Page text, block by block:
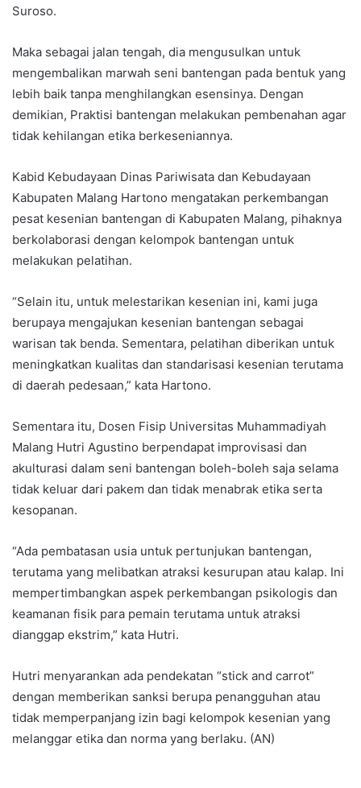
Suroso.
Maka sebagai jalan tengah, dia mengusulkan untuk
mengembalikan marwah seni bantengan pada bentuk yang
lebih baik tanpa menghilangkan esensinya. Dengan
demikian, Praktisi bantengan melakukan pembenahan agar
tidak kehilangan etika berkeseniannya.
Kabid Kebudayaan Dinas Pariwisata dan Kebudayaan
Kabupaten Malang Hartono mengatakan perkembangan
pesat kesenian bantengan di Kabupaten Malang, pihaknya
berkolaborasi dengan kelompok bantengan untuk
melakukan pelatihan.
“Selain itu, untuk melestarikan kesenian ini, kami juga
berupaya mengajukan kesenian bantengan sebagai
warisan tak benda. Sementara, pelatihan diberikan untuk
meningkatkan kualitas dan standarisasi kesenian terutama
di daerah pedesaan,” kata Hartono.
Sementara itu, Dosen Fisip Universitas Muhammadiyah
Malang Hutri Agustino berpendapat improvisasi dan
akulturasi dalam seni bantengan boleh-boleh saja selama
tidak keluar dari pakem dan tidak menabrak etika serta
kesopanan.
“Ada pembatasan usia untuk pertunjukan bantengan,
terutama yang melibatkan atraksi kesurupan atau kalap. Ini
mempertimbangkan aspek perkembangan psikologis dan
keamanan fisik para pemain terutama untuk atraksi
dianggap ekstrim,” kata Hutri.
Hutri menyarankan ada pendekatan “stick and carrot”
dengan memberikan sanksi berupa penangguhan atau
tidak memperpanjang izin bagi kelompok kesenian yang
melanggar etika dan norma yang berlaku. (AN)